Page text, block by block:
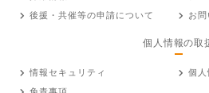
後援・共催等の申請について
お
個人情報の取
情報セキュリティ
個人